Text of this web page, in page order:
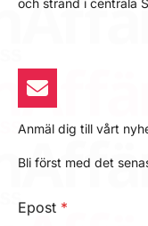
Anmäl dig till vårt
Bli först med det
Epost *